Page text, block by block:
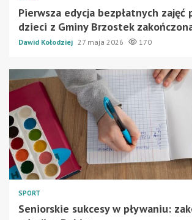
Pierwsza edycja bezpłatnych zajęć
dzieci z Gminy Brzostek
Dawid Kołodziej 27 maja 2026 170
SPORT
Seniorskie sukcesy w pływaniu: